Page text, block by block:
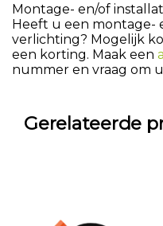
Montage- en/of
Heeft u een montage-
verlichting? Mogelijk
een korting. Maak een
nummer en vraag om
Gerelateerde